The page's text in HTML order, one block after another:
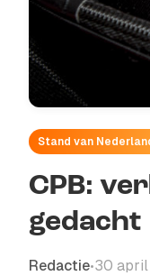
Stand van
CPB:
gedacht
Redactie•30 april